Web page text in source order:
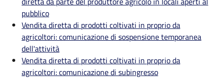
pubblico
Vendita diretta di prodotti coltivati in proprio da
agricoltori: comunicazione di sospensione temporanea
dell'attività
Vendita diretta di prodotti coltivati in proprio da
agricoltori: comunicazione di subingresso